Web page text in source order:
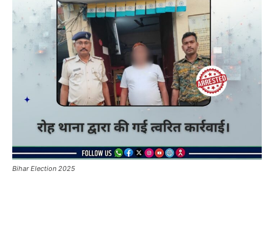
Bihar Election 2025